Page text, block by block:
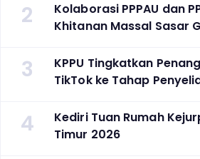
2
Kolaborasi PPPAU dan
Khitanan Massal Sasar
3
KPPU Tingkatkan
TikTok ke Tahap
4
Kediri Tuan Rumah
Timur 2026